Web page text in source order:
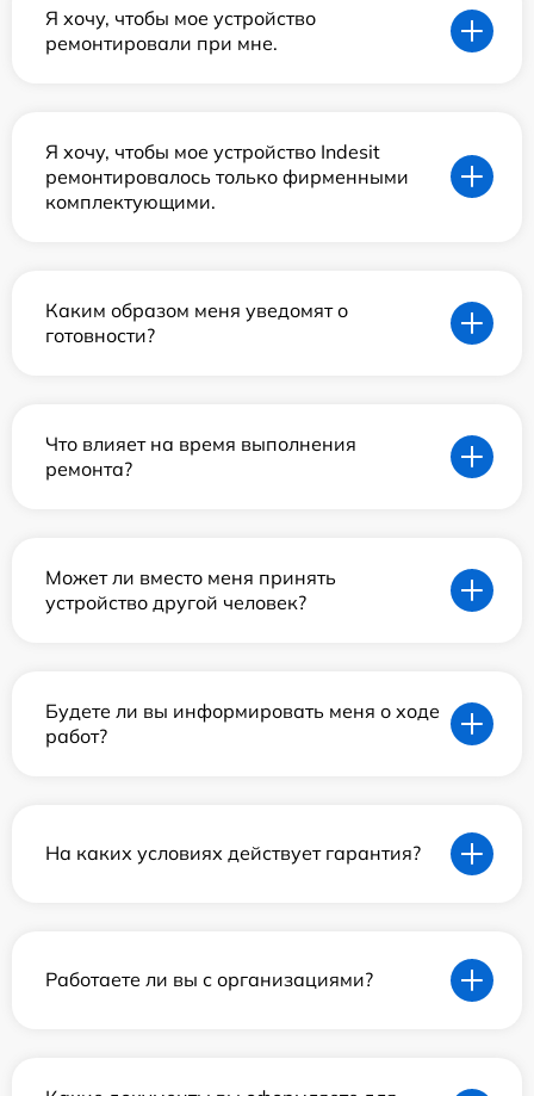
Я хочу, чтобы мое устройство
ремонтировали при мне.
Я хочу, чтобы мое устройство Indesit
ремонтировалось только фирменными
комплектующими.
Каким образом меня уведомят о
готовности?
Что влияет на время выполнения
ремонта?
Может ли вместо меня принять
устройство другой человек?
Будете ли вы информировать меня о ходе
работ?
На каких условиях действует гарантия?
Работаете ли вы с организациями?